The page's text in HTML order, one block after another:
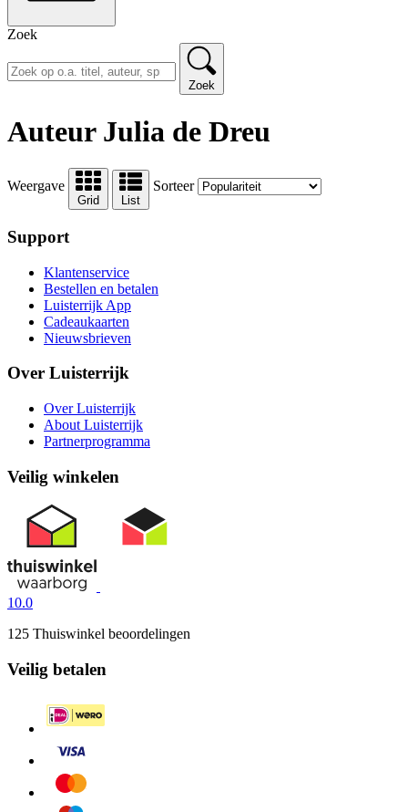
Zoek
Zoek
Auteur Julia de Dreu
Weergave
Grid List
Sorteer
Support
Klantenservice
Bestellen en betalen
Luisterrijk App
Cadeaukaarten
Nieuwsbrieven
Over Luisterrijk
Over Luisterrijk
About Luisterrijk
Partnerprogramma
Veilig winkelen
10.0
125 Thuiswinkel beoordelingen
Veilig betalen